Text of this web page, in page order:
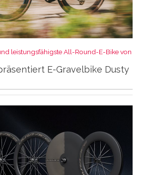
leistungsfähigste All-Round-E-Bike von
E-Gravelbike Dusty